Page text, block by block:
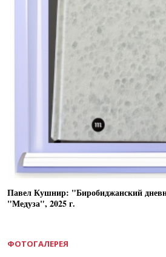
Павел Кушнир: "Биробиджанский
"Медуза", 2025 г.
ФОТОГАЛЕРЕЯ